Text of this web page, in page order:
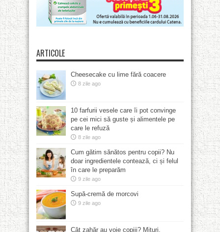
ARTICOLE
Cheesecake cu lime fără coacere
8 zile ago
10 farfurii vesele care îi pot convinge
pe cei mici să guste și alimentele pe
care le refuză
8 zile ago
Cum gătim sănătos pentru copii? Nu
doar ingredientele contează, ci și felul
în care le preparăm
9 zile ago
Supă-cremă de morcovi
9 zile ago
Cât zahăr au voie copiii? Mituri,